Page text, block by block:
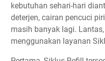
kebutuhan sehari-hari
deterjen, cairan pencuci
masih banyak lagi.
menggunakan layanan